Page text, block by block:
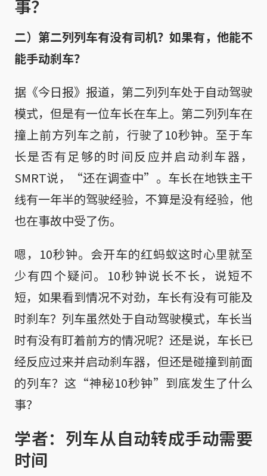
事？
二）第二列列车有没有司机？如果有，他能不
能手动刹车？
据《今日报》报道，第二列列车处于自动驾驶
模式，但是有一位车长在车上。第二列列车在
撞上前方列车之前，行驶了10秒钟。至于车
长是否有足够的时间反应并启动刹车器，
SMRT说，“还在调查中”。车长在地铁主干
线有一年半的驾驶经验，不算是没有经验，他
也在事故中受了伤。
嗯，10秒钟。会开车的红蚂蚁这时心里就至
少有四个疑问。10秒钟说长不长，说短不
短，如果看到情况不对劲，车长有没有可能及
时刹车？列车虽然处于自动驾驶模式，车长当
时有没有盯着前方的情况呢？还是说，车长已
经反应过来并启动刹车器，但还是碰撞到前面
的列车？这“神秘10秒钟”到底发生了什么
事？
学者：列车从自动转成手动需要
时间